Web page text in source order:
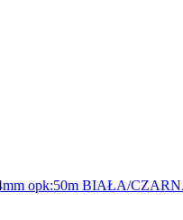
opk:50m BIAŁA/